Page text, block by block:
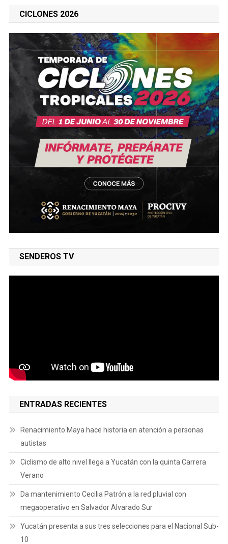
CICLONES 2026
SENDEROS TV
ENTRADAS RECIENTES
Renacimiento Maya hace historia en atención a personas
autistas
Ciclismo de alto nivel llega a Yucatán con la quinta Carrera
Verano
Da mantenimiento Cecilia Patrón a la red pluvial con
megaoperativo en Salvador Alvarado Sur
Yucatán presenta a sus tres selecciones para el Nacional Sub-
10